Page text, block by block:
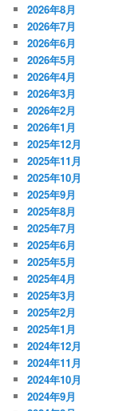
2026年8月
2026年7月
2026年6月
2026年5月
2026年4月
2026年3月
2026年2月
2026年1月
2025年12月
2025年11月
2025年10月
2025年9月
2025年8月
2025年7月
2025年6月
2025年5月
2025年4月
2025年3月
2025年2月
2025年1月
2024年12月
2024年11月
2024年10月
2024年9月